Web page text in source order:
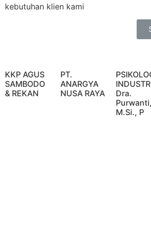
kebutuhan klien kami
KKP AGUS
SAMBODO
& REKAN
PT.
ANARGYA
NUSA RAYA
Dra.
Purwanti,
M.Si., P